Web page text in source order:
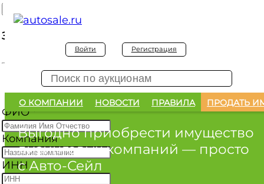
Войти Регистрация
О КОМПАНИИ НОВОСТИ ПРАВИЛА ПРОДАТЬ
Выгодно приобрести имущество
лизинговых компаний — просто
с Авто-Сейл
Заявка на покупку
Заявка на покупку изъятого а/м
ФИО*
Компания
ИНН